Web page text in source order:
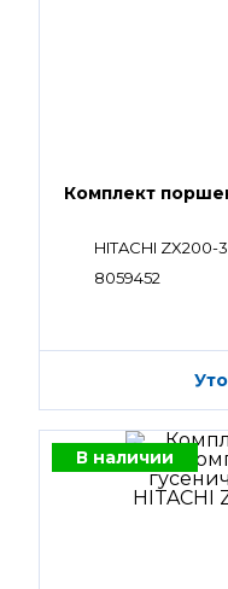
Комплект
HITACHI ZX200-
8059452
В наличии